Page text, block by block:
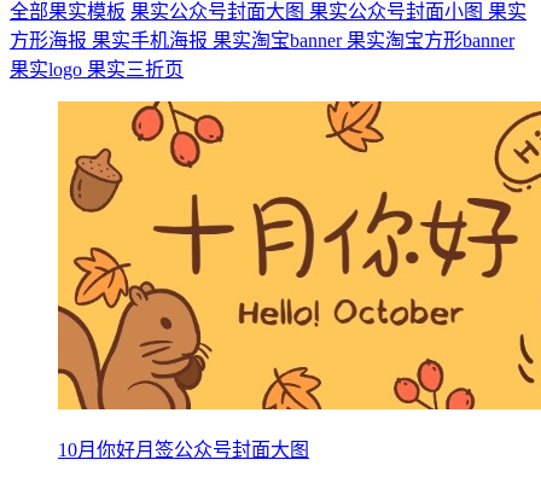
全部果实模板 果实公众号封面大图 果实公众号封面小图 果实
方形海报 果实手机海报 果实淘宝banner 果实淘宝方形banner
果实logo 果实三折页
10月你好月签公众号封面大图